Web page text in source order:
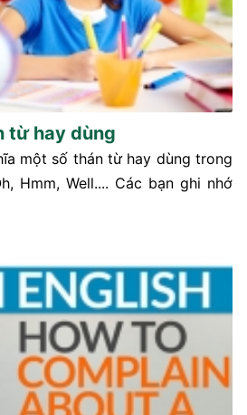
từ hay dùng
một số thán từ hay dùng trong
Hmm, Well.... Các bạn ghi nhớ